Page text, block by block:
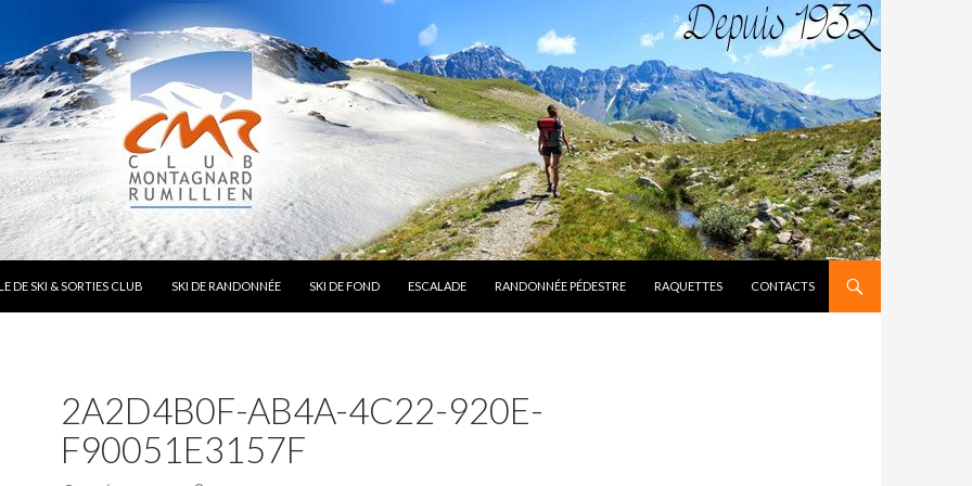
DE SKI & SORTIES CLUB SKI DE RANDONNÉE SKI DE FOND ESCALADE RANDONNÉE PÉDESTRE RAQUETTES CONTACTS
2A2D4B0F-AB4A-4C22-920E-
F90051E3157F